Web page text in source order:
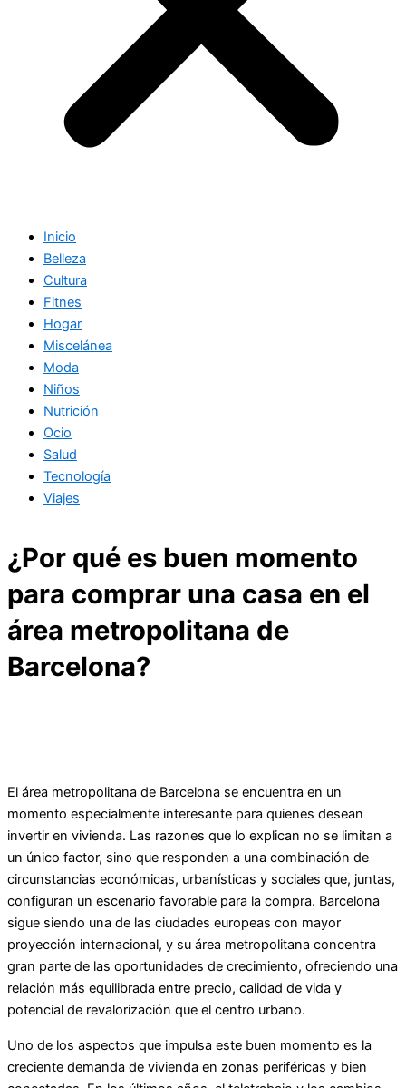
Inicio
Belleza
Cultura
Fitnes
Hogar
Miscelánea
Moda
Niños
Nutrición
Ocio
Salud
Tecnología
Viajes
¿Por qué es buen momento
para comprar una casa en el
área metropolitana de
Barcelona?
El área metropolitana de Barcelona se encuentra en un
momento especialmente interesante para quienes desean
invertir en vivienda. Las razones que lo explican no se limitan a
un único factor, sino que responden a una combinación de
circunstancias económicas, urbanísticas y sociales que, juntas,
configuran un escenario favorable para la compra. Barcelona
sigue siendo una de las ciudades europeas con mayor
proyección internacional, y su área metropolitana concentra
gran parte de las oportunidades de crecimiento, ofreciendo una
relación más equilibrada entre precio, calidad de vida y
potencial de revalorización que el centro urbano.
Uno de los aspectos que impulsa este buen momento es la
creciente demanda de vivienda en zonas periféricas y bien